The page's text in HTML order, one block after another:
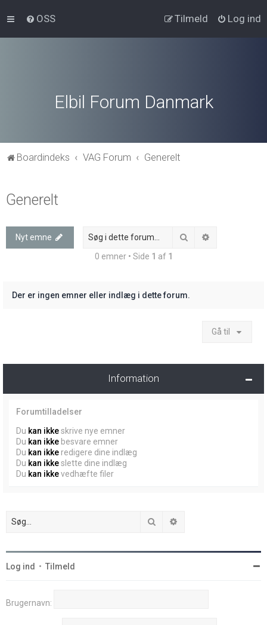
OSS Log ind
Tilmeld
Elbil Forum Danmark
Boardindeks VAG Forum Generelt
Generelt
Nyt emne Søg
0 emner • Side 1 af 1
Der er ingen emner eller indlæg i dette forum.
Gå til
Information
Forumtilladelser
Du kan ikkeskrive nye emner
Du kan ikke besvare emner
Du kan ikke redigere dine indlæg
Du kan ikkeslette dine indlæg
Du kan ikkevedhæfte filer
Søg
Log ind • Tilmeld
Brugernavn: